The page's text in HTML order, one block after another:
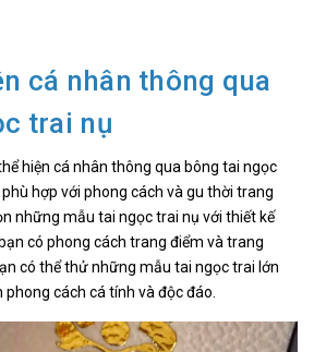
cá nhân thông qua
trai nụ
hiện cá nhân thông qua bông tai ngọc
hợp với phong cách và gu thời trang
những mẫu tai ngọc trai nụ với thiết kế
có phong cách trang điểm và trang
có thể thử những mẫu tai ngọc trai lớn
cách cá tính và độc đáo.